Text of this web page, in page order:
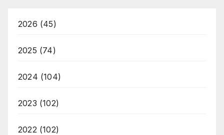
2026 (45)
2025 (74)
2024 (104)
2023 (102)
2022 (102)